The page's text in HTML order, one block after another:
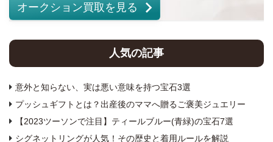
オークション買取を見る
人気の記事
意外と知らない、実は悪い意味を持つ宝石3選
プッシュギフトとは？出産後のママへ贈るご褒美ジュエリー
【2023ツーソンで注目】ティールブルー(青緑)の宝石7選
シグネットリングが人気！その歴史と着用ルールを解説